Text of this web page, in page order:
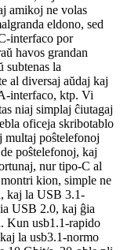
amikoj ne volas
eldono, sed
interfaco por
havos grandan
la
al diversaj aŭdaj kaj
interfaco, ktp. Vi
niaj simplaj ĉiutagaj
oficeja skribotablo
multaj poŝtelefonoj
poŝtelefonoj, kaj
nur tipo-C al
kion, simple ne
kaj la USB 3.1-
USB 2.0, kaj ĝia
Kun usb1.1-rapido
la usb3.1-normo